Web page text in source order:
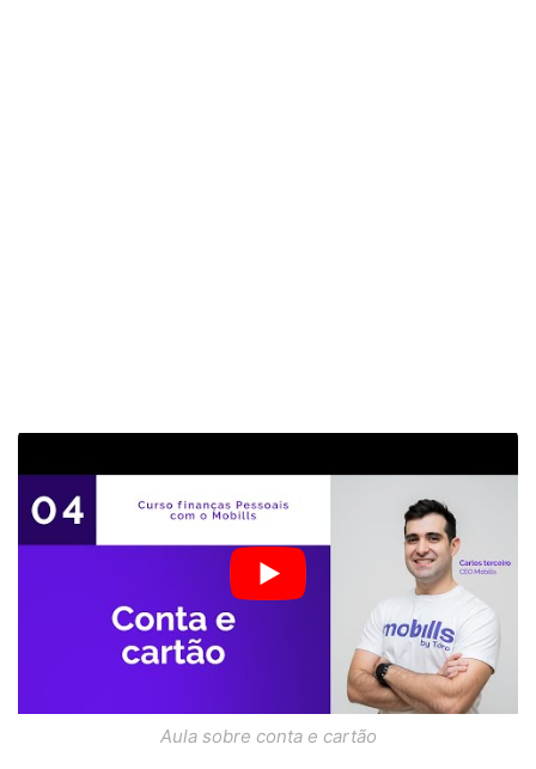
Aula sobre conta e cartão